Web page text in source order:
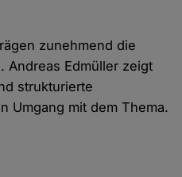
zunehmend die
Andreas Edmüller zeigt
strukturierte
Umgang mit dem Thema.